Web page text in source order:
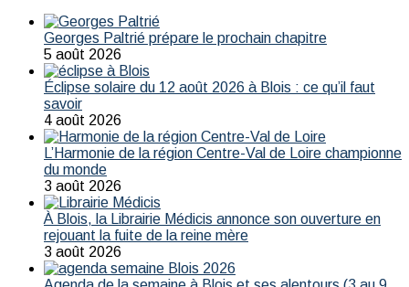
Georges Paltrié prépare le prochain chapitre
5 août 2026
Éclipse solaire du 12 août 2026 à Blois : ce qu’il faut
savoir
4 août 2026
L’Harmonie de la région Centre-Val de Loire championne
du monde
3 août 2026
À Blois, la Librairie Médicis annonce son ouverture en
rejouant la fuite de la reine mère
3 août 2026